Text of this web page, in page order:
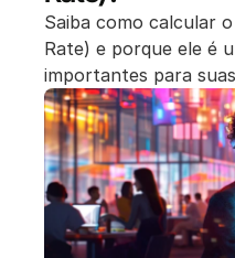
Saiba como calcular
Rate) e porque ele é
importantes para